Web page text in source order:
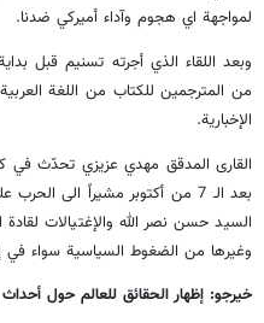
لمواجهة اي هجوم وآداء أميركي ضدنا.
وبعد اللقاء الذي أجرته تسنيم قبل
من المترجمين للكتاب من اللغة العربية
الإخبارية.
القارى المدقق مهدي عزيزي تحدّث في
بعد الـ 7 من أكتوبر مشيراً الى
السيد حسن نصر الله والإغتيالات
وغيرها من الضغوط السياسية سواء في
خيرجو: إظهار الحقائق للعالم حول